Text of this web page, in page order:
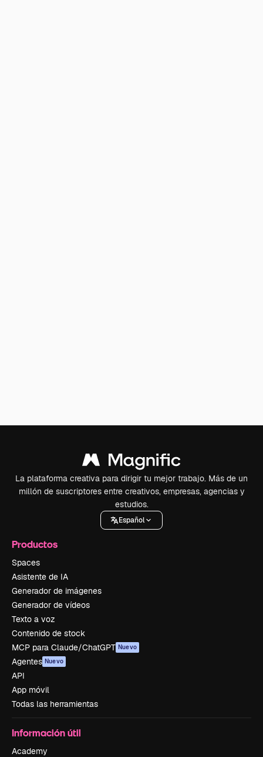
La plataforma creativa para dirigir tu mejor trabajo. Más de un
millón de suscriptores entre creativos, empresas, agencias y
estudios.
Español
Productos
Spaces
Asistente de IA
Generador de imágenes
Generador de vídeos
Texto a voz
Contenido de stock
MCP para Claude/ChatGPT Nuevo
Agentes Nuevo
API
App móvil
Todas las herramientas
Información útil
Academy